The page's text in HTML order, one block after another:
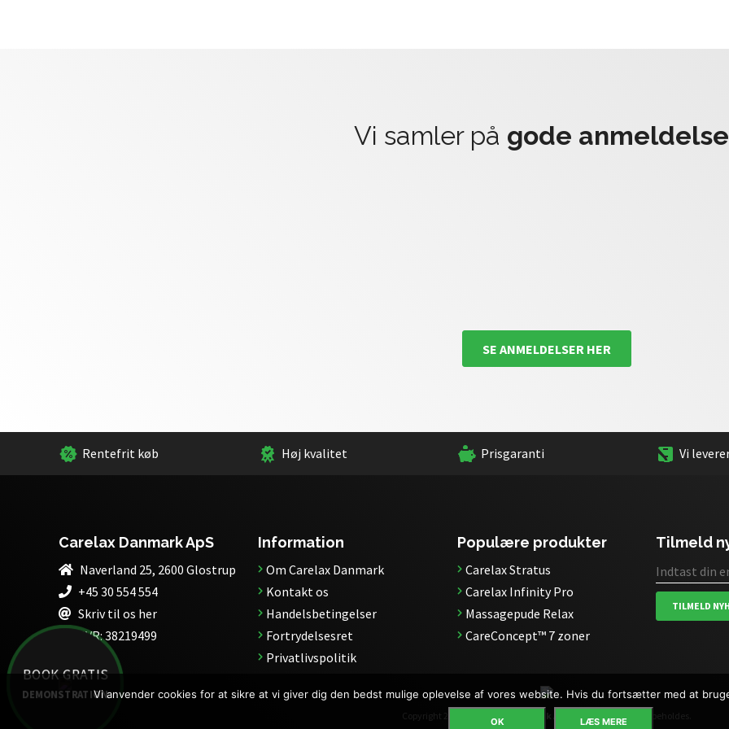
vi samler på gode
SE ANMELDELSER HER
Rentefrit køb Høj kvalitet Prisgaranti Vi
Carelax Danmark ApS
Naverland 25, 2600 Glostrup
+45 30 554 554
Skriv til os her
CVR:38219499
Information
Om Carelax Danmark
Kontakt os
Handelsbetingelser
Fortrydelsesret
Privatlivspolitik
Populære produkter
Carelax Stratus
Carelax Infinity Pro
Massagepude Relax
CareConcept™ 7 zoner
Tilmeld
TILMELD
Copyright 2026 © Carelax Danmark ApS | Alle rettigheder forbeholdes.
BOOK GRATIS
DEMONSTRATIONVi anvender cookies for at sikre at vi giver dig den bedst mulige oplevelse af vores website. Hvis du fortsætter med at
OK LÆS MERE